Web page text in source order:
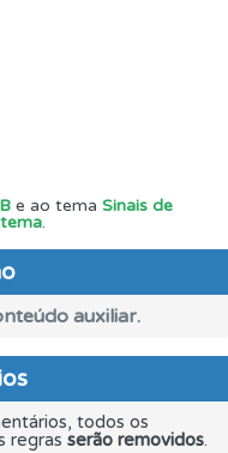
B e ao tema Sinais de
.
auxiliar.
todos os
regras serão removidos.